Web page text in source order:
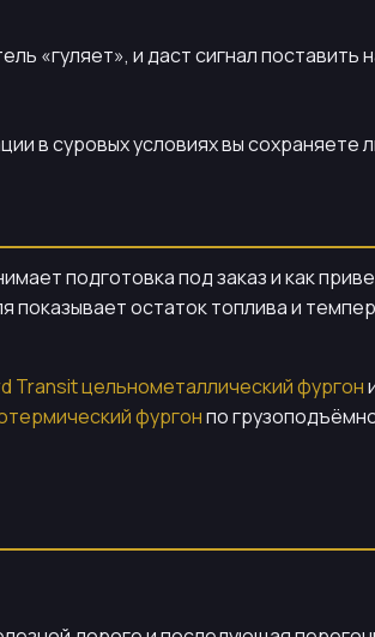
«гуляет», и даст сигнал поставить
в суровых условиях вы сохраняете
подготовка под заказ и как
остаток топлива и
Transit цельнометаллический фургон
фургонпо